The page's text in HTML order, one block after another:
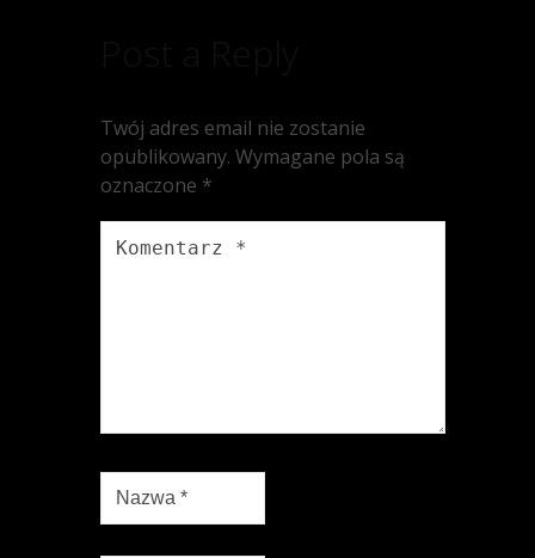
Twój adres email nie zostanie
opublikowany. Wymagane pola są
oznaczone *